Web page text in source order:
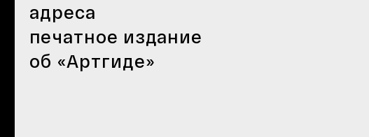
адреса
печатное издание
об «Артгиде»